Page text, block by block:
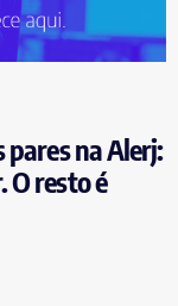
pares na Alerj:
O resto é